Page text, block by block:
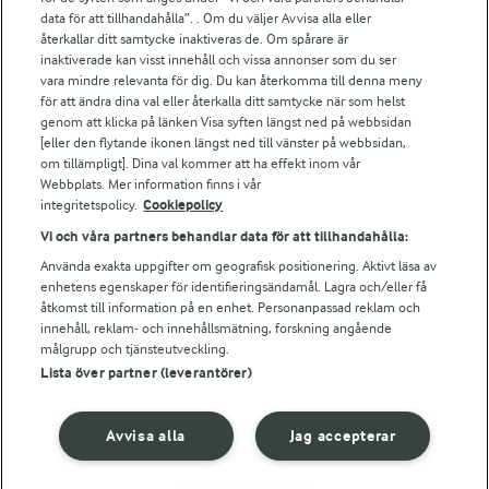
Arla.com
Falbygdens Ost
Arla webbshop
Bildbank
Följ oss
© 2026 Arla Foods
Integritetspolicy
data för att tillhandahålla”. . Om du väljer Avvisa alla eller
återkallar ditt samtycke inaktiveras de. Om spårare är
inaktiverade kan visst innehåll och vissa annonser som du ser
vara mindre relevanta för dig. Du kan återkomma till denna meny
för att ändra dina val eller återkalla ditt samtycke när som helst
genom att klicka på länken Visa syften längst ned på webbsidan
[eller den flytande ikonen längst ned till vänster på webbsidan,
om tillämpligt]. Dina val kommer att ha effekt inom vår
Webbplats. Mer information finns i vår
integritetspolicy. Cookiepolicy
Vi och våra partners behandlar data för att tillhandahålla:
Använda exakta uppgifter om geografisk positionering. Aktivt läsa av
enhetens egenskaper för identifieringsändamål. Lagra och/eller få
åtkomst till information på en enhet. Personanpassad reklam och
innehåll, reklam- och innehållsmätning, forskning angående
målgrupp och tjänsteutveckling.
Lista över partner (leverantörer)
Jag accepterar
Avvisa alla